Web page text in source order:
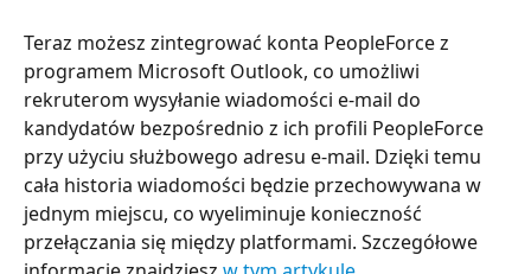
Teraz możesz zintegrować konta PeopleForce z
programem Microsoft Outlook, co umożliwi
rekruterom wysyłanie wiadomości e-mail do
kandydatów bezpośrednio z ich profili PeopleForce
przy użyciu służbowego adresu e-mail. Dzięki temu
cała historia wiadomości będzie przechowywana w
jednym miejscu, co wyeliminuje konieczność
przełączania się między platformami. Szczegółowe